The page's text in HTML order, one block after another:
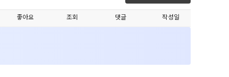
젝트, 코드
좋아요 조회 댓글 작성일